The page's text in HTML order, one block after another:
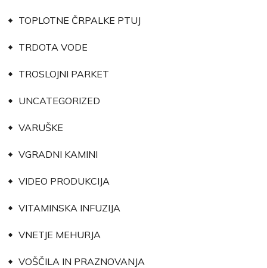
TOPLOTNE ČRPALKE PTUJ
TRDOTA VODE
TROSLOJNI PARKET
UNCATEGORIZED
VARUŠKE
VGRADNI KAMINI
VIDEO PRODUKCIJA
VITAMINSKA INFUZIJA
VNETJE MEHURJA
VOŠČILA IN PRAZNOVANJA